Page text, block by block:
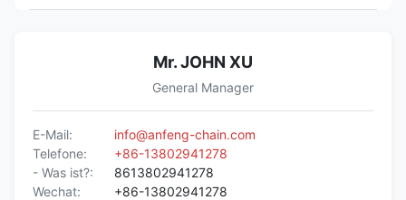
Mr. JOHN XU
General Manager
E-Mail:
info@anfeng-chain.com
Telefone:
+86-13802941278
- Was ist?:
8613802941278
Wechat:
+86-13802941278